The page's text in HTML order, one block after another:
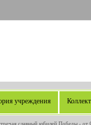
учреждения
славный юбилей Победы - от